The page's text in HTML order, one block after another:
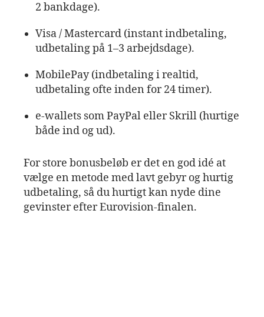
2 bankdage).
Visa / Mastercard (instant indbetaling,
udbetaling på 1–3 arbejdsdage).
MobilePay (indbetaling i realtid,
udbetaling ofte inden for 24 timer).
e‑wallets som PayPal eller Skrill (hurtige
både ind og ud).
For store bonusbeløb er det en god idé at
vælge en metode med lavt gebyr og hurtig
udbetaling, så du hurtigt kan nyde dine
gevinster efter Eurovision‑finalen.